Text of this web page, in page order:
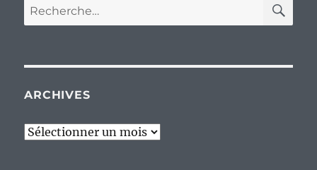
Recherche
pour :
ARCHIVES
Archives